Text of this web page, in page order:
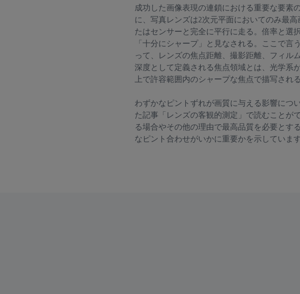
成功した画像表現の連鎖における重要な要素
に、写真レンズは2次元平面においてのみ最
たはセンサーと完全に平行に走る。倍率と選
「十分にシャープ」と見なされる。ここで
って、レンズの焦点距離、撮影距離、フィル
深度として定義される焦点領域とは、光学系
上で許容範囲内のシャープな焦点で描写される
わずかなピントずれが画質に与える影響につ
た記事「レンズの客観的測定」で読むことが
る場合やその他の理由で最高品質を必要とす
なピント合わせがいかに重要かを示しています